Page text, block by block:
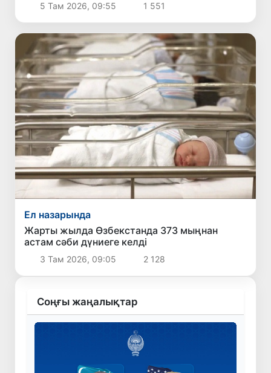
5 Там 2026, 09:55 1 551
Ел назарында
Жарты жылда Өзбекстанда 373 мыңнан
астам сәби дүниеге келді
3 Там 2026, 09:05 2 128
Соңғы жаңалықтар